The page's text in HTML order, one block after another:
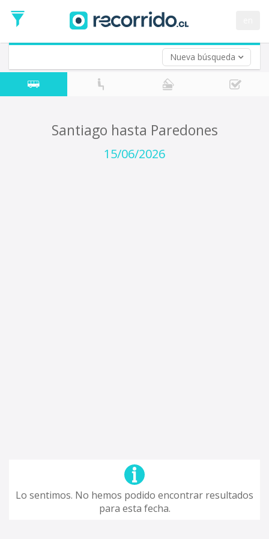
Nueva búsqueda
de
Ida
Vuelta (opcional)
Fecha
de
Santiago hasta Paredones
15/06/2026
Lo sentimos. No hemos podido encontrar resultados
para esta fecha.